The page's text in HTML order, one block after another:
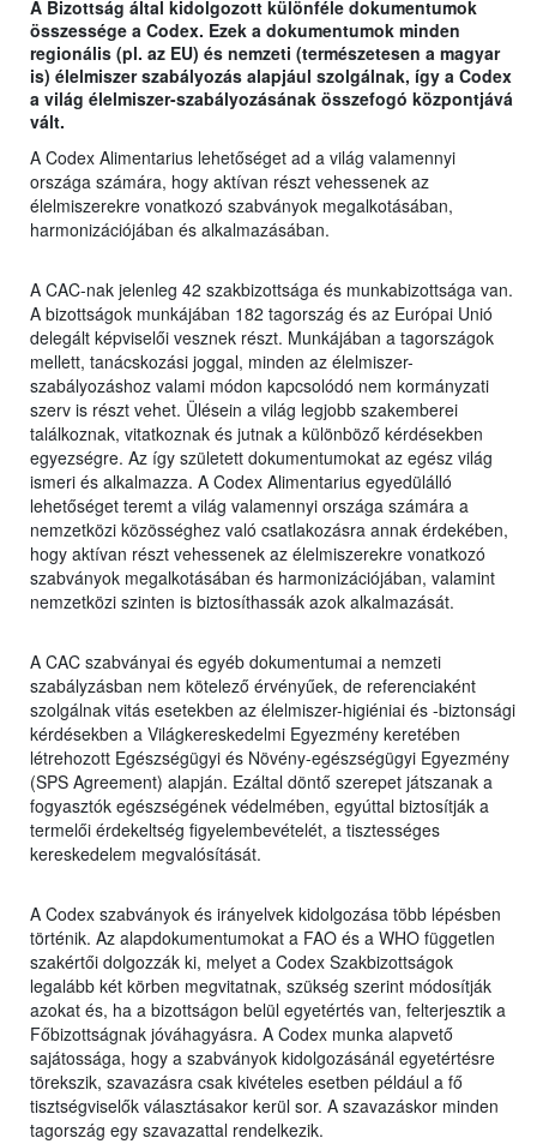
A Bizottság által kidolgozott különféle dokumentumok
összessége a Codex. Ezek a dokumentumok minden
regionális (pl. az EU) és nemzeti (természetesen a magyar
is) élelmiszer szabályozás alapjául szolgálnak, így a Codex
a világ élelmiszer-szabályozásának összefogó központjává
vált.
A Codex Alimentarius lehetőséget ad a világ valamennyi
országa számára, hogy aktívan részt vehessenek az
élelmiszerekre vonatkozó szabványok megalkotásában,
harmonizációjában és alkalmazásában.
A CAC-nak jelenleg 42 szakbizottsága és munkabizottsága van.
A bizottságok munkájában 182 tagország és az Európai Unió
delegált képviselői vesznek részt. Munkájában a tagországok
mellett, tanácskozási joggal, minden az élelmiszer-
szabályozáshoz valami módon kapcsolódó nem kormányzati
szerv is részt vehet. Ülésein a világ legjobb szakemberei
találkoznak, vitatkoznak és jutnak a különböző kérdésekben
egyezségre. Az így született dokumentumokat az egész világ
ismeri és alkalmazza. A Codex Alimentarius egyedülálló
lehetőséget teremt a világ valamennyi országa számára a
nemzetközi közösséghez való csatlakozásra annak érdekében,
hogy aktívan részt vehessenek az élelmiszerekre vonatkozó
szabványok megalkotásában és harmonizációjában, valamint
nemzetközi szinten is biztosíthassák azok alkalmazását.
A CAC szabványai és egyéb dokumentumai a nemzeti
szabályzásban nem kötelező érvényűek, de referenciaként
szolgálnak vitás esetekben az élelmiszer-higiéniai és -biztonsági
kérdésekben a Világkereskedelmi Egyezmény keretében
létrehozott Egészségügyi és Növény-egészségügyi Egyezmény
(SPS Agreement) alapján. Ezáltal döntő szerepet játszanak a
fogyasztók egészségének védelmében, egyúttal biztosítják a
termelői érdekeltség figyelembevételét, a tisztességes
kereskedelem megvalósítását.
A Codex szabványok és irányelvek kidolgozása több lépésben
történik. Az alapdokumentumokat a FAO és a WHO független
szakértői dolgozzák ki, melyet a Codex Szakbizottságok
legalább két körben megvitatnak, szükség szerint módosítják
azokat és, ha a bizottságon belül egyetértés van, felterjesztik a
Főbizottságnak jóváhagyásra. A Codex munka alapvető
sajátossága, hogy a szabványok kidolgozásánál egyetértésre
törekszik, szavazásra csak kivételes esetben például a fő
tisztségviselők választásakor kerül sor. A szavazáskor minden
tagország egy szavazattal rendelkezik.